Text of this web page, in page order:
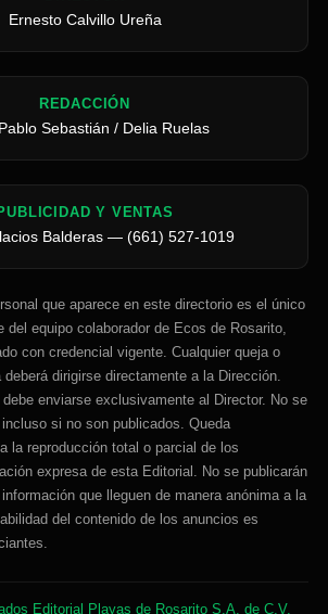
Ernesto Calvillo Ureña
REDACCIÓN
Sebastián / Delia Ruelas
Y VENTAS
Balderas — (661) 527-1019
que aparece en este directorio es el único
del equipo colaborador de Ecos de Rosarito,
con credencial vigente. Cualquier queja o
dirigirse directamente a la Dirección.
enviarse exclusivamente al Director. No se
si no son publicados. Queda
la reproducción total o parcial de los
expresa de esta Editorial. No se publicarán
que lleguen de manera anónima a la
del contenido de los anuncios es
Editorial Playas de Rosarito S.A. de C.V.